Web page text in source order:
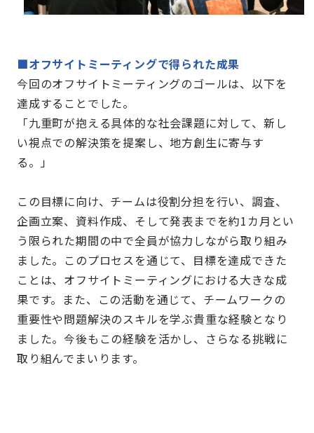
■オフサイトミーティングで得られた成果
今回のオフサイトミーティングのゴールは、以下を
達成することでした。
「九重町が抱える具体的な社会課題に対して、新し
い視点での解決策を提案し、地方創生に寄与す
る。」
この目標に向け、チームは役割分担を行い、調査、
企画立案、資料作成、そして発表までを約1 カ月とい
う限られた期間の中で全員が協力しながら取り組み
ました。このプロセスを通じて、目標を達成できた
ことは、オフサイトミーティングにおける大きな成
果です。また、この活動を通じて、チームワークの
重要性や問題解決のスキルを学ぶ貴重な経験となり
ました。今後もこの経験を活かし、さらなる挑戦に
取り組んでまいります。